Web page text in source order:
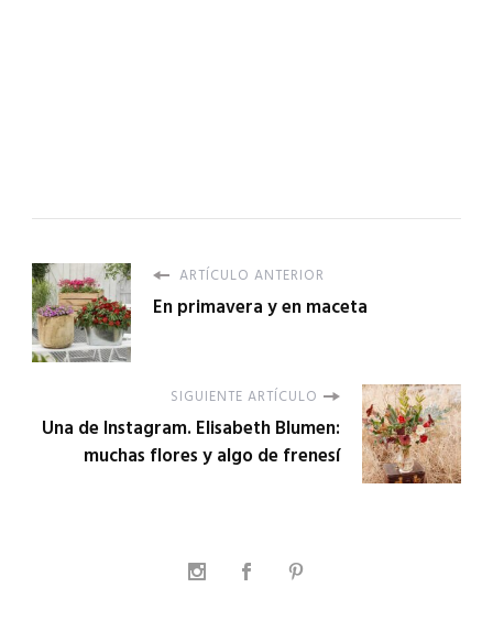
ARTÍCULO ANTERIOR
En primavera y en maceta
SIGUIENTE ARTÍCULO
Una de Instagram. Elisabeth Blumen:
muchas flores y algo de frenesí